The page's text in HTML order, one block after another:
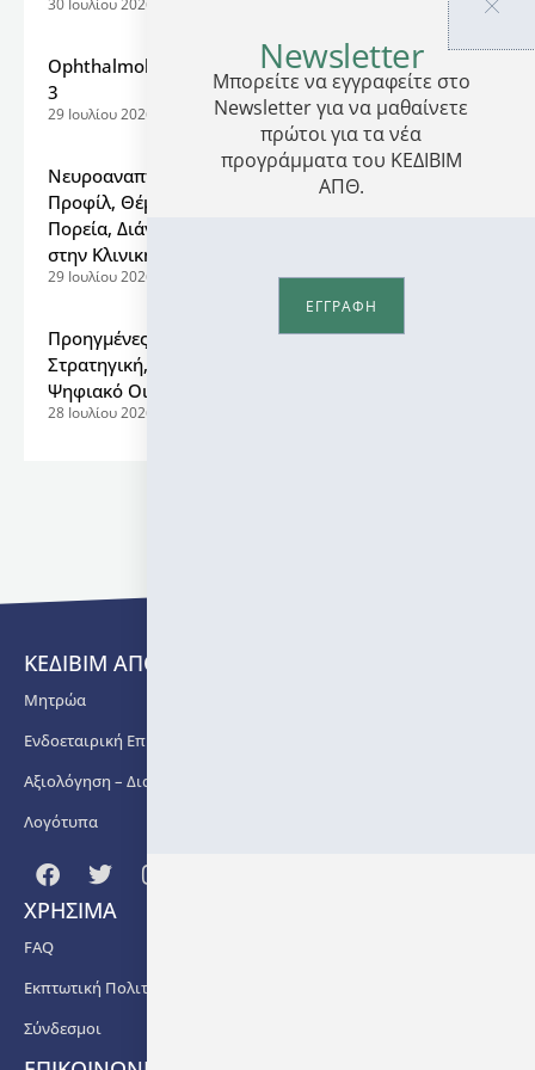
30 Ιουλίου 2026
Ophthalmological Surgical Experimental workshops
3
29 Ιουλίου 2026
Νευροαναπτυξιακές Διαταραχές (ΝΑΔ): Κλινικό
Προφίλ, Θέματα Συννοσηρότητας, Εξελικτική
Πορεία, Διάγνωση και Θεραπευτική Παρέμβαση
στην Κλινική Πράξη (2ος)
29 Ιουλίου 2026
Προηγμένες Πρακτικές Αθλητικής Επικοινωνίας:
Στρατηγική, Ανάλυση Δεδομένων και Ηγεσία στο
Ψηφιακό Οικοσύστημα των Αθλητικών Μέσων
28 Ιουλίου 2026
ΚΕΔΙΒΙΜ ΑΠΘ
Μητρώα
Ενδοεταιρική Επιμόρφωση
Αξιολόγηση – Διασφάλιση Ποιότητας
Λογότυπα
ΧΡΗΣΙΜΑ
FAQ
Εκπτωτική Πολιτική
Σύνδεσμοι
Newsletter
Μπορείτε να εγγραφείτε στο
Newsletter για να μαθαίνετε
πρώτοι για τα νέα
προγράμματα του ΚΕΔΙΒΙΜ
ΑΠΘ.
ΕΓΓΡΑΦΗ